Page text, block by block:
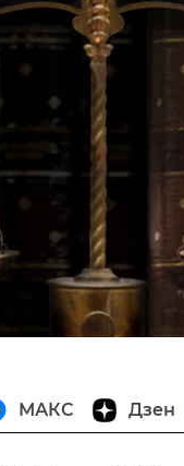
МАКС Дзен